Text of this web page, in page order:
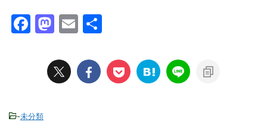
F
o
M
st
o
E
ai
l
-未分類